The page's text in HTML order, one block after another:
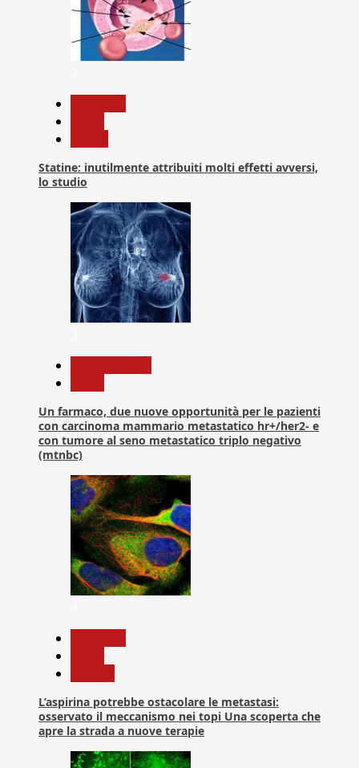
Statine: inutilmente attribuiti molti effetti avversi,
lo studio
Un farmaco, due nuove opportunità per le pazienti
con carcinoma mammario metastatico hr+/her2- e
con tumore al seno metastatico triplo negativo
(mtnbc)
L’aspirina potrebbe ostacolare le metastasi:
osservato il meccanismo nei topi Una scoperta che
apre la strada a nuove terapie